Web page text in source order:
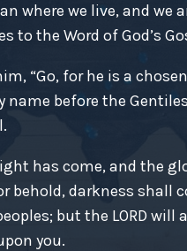
where we live, and we
the Word of God’s
“Go, for he is a chosen
before the
has come, and the
behold, darkness shall
but the LORD will
you.